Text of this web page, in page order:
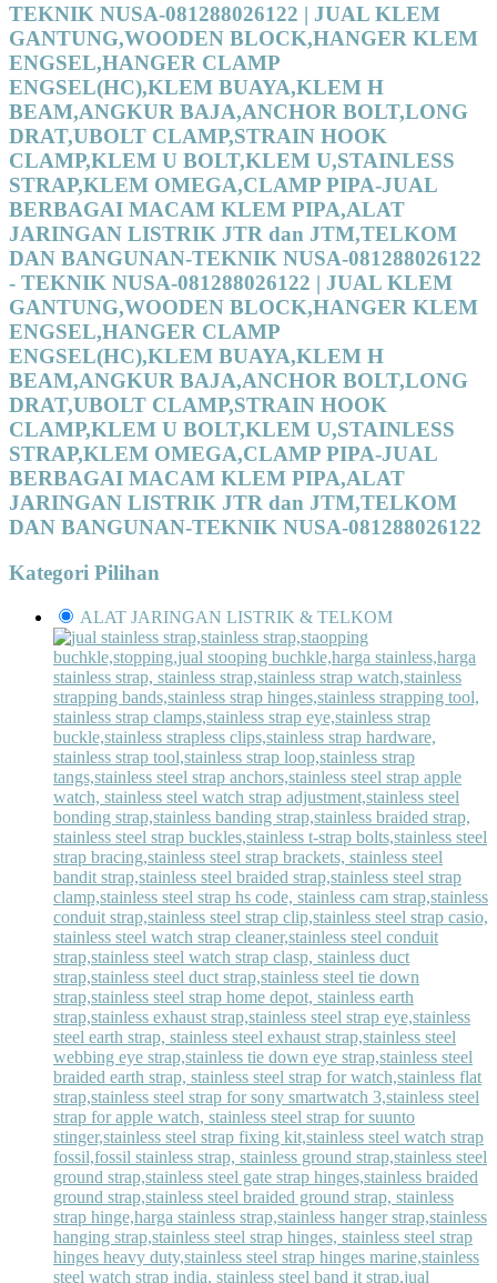
TEKNIK NUSA-081288026122 | JUAL KLEM
GANTUNG,WOODEN BLOCK,HANGER KLEM
ENGSEL,HANGER CLAMP
ENGSEL(HC),KLEM BUAYA,KLEM H
BEAM,ANGKUR BAJA,ANCHOR BOLT,LONG
DRAT,UBOLT CLAMP,STRAIN HOOK
CLAMP,KLEM U BOLT,KLEM U,STAINLESS
STRAP,KLEM OMEGA,CLAMP PIPA-JUAL
BERBAGAI MACAM KLEM PIPA,ALAT
JARINGAN LISTRIK JTR dan JTM,TELKOM
DAN BANGUNAN-TEKNIK NUSA-081288026122
- TEKNIK NUSA-081288026122 | JUAL KLEM
GANTUNG,WOODEN BLOCK,HANGER KLEM
ENGSEL,HANGER CLAMP
ENGSEL(HC),KLEM BUAYA,KLEM H
BEAM,ANGKUR BAJA,ANCHOR BOLT,LONG
DRAT,UBOLT CLAMP,STRAIN HOOK
CLAMP,KLEM U BOLT,KLEM U,STAINLESS
STRAP,KLEM OMEGA,CLAMP PIPA-JUAL
BERBAGAI MACAM KLEM PIPA,ALAT
JARINGAN LISTRIK JTR dan JTM,TELKOM
DAN BANGUNAN-TEKNIK NUSA-081288026122
Kategori Pilihan
ALAT JARINGAN LISTRIK & TELKOM